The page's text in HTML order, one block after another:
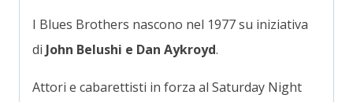
I Blues Brothers nascono nel 1977 su iniziativa
di John Belushi e Dan Aykroyd.
Attori e cabarettisti in forza al Saturday Night